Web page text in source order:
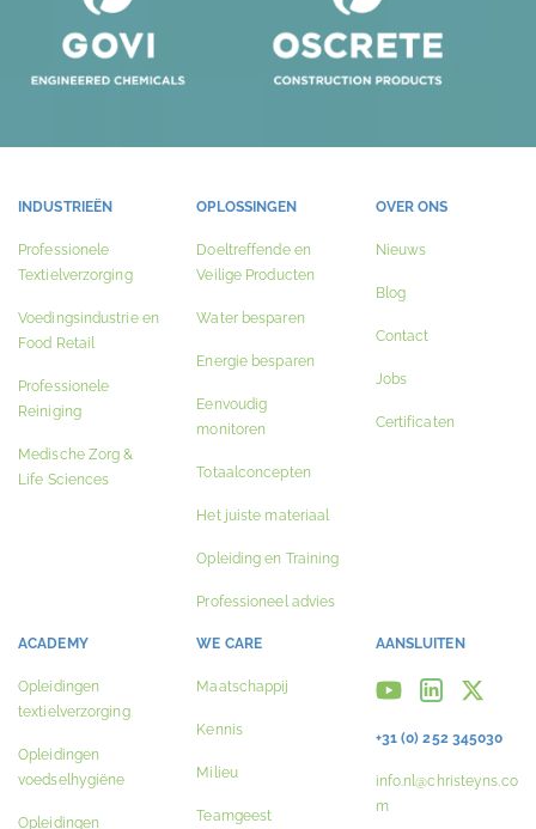
INDUSTRIEËN
Professionele
Textielverzorging
Voedingsindustrie en
Food Retail
Professionele
Reiniging
Medische Zorg &
Life Sciences
OPLOSSINGEN
Doeltreffende en
Veilige Producten
Water besparen
Energie besparen
Eenvoudig
monitoren
Totaalconcepten
Het juiste materiaal
Opleiding en Training
Professioneel advies
OVER ONS
Nieuws
Blog
Contact
Jobs
Certificaten
ACADEMY
Opleidingen
textielverzorging
Opleidingen
voedselhygiëne
Opleidingen
WE CARE
Maatschappij
Kennis
Milieu
Teamgeest
AANSLUITEN
+31 (0) 252 345030
info.nl@christeyns.co
m